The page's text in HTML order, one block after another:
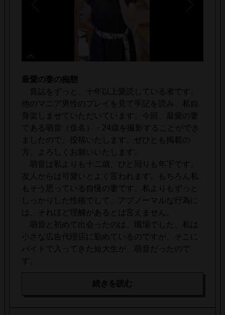
最愛の妻の痴態
貴誌をずっと、十年以上愛読している者です。
他のマニア男性のプレイを見て手記を読み、私自
身楽しませていただいています。今回、最愛の妻
である萌音（仮名）・24歳を撮影することができ
ましたので、投稿いたします。ぜひとも掲載の
方、よろしくお願いいたします。
萌音は私よりも十二歳、ひと回りも年下です。
友人からは可愛いとよく言われます。もちろん私
もそう思っている自慢の妻です。私よりもずっと
しっかりした性格でして、アブノーマルな行為に
は、それほど理解があるとは言えません。
萌音と初めて出会ったのは、職場でした。私は
小さな広告代理店に勤めているのですが、そこに
バイトで入ってきた短大生が、萌音だったので
す。
続きを読む